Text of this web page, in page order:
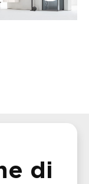
di